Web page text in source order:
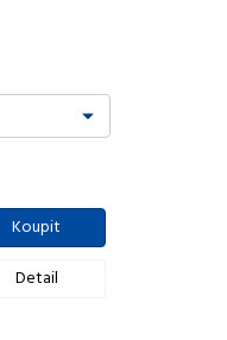
Koupit
Detail